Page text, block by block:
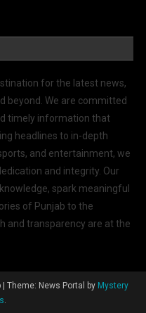
for the latest news,
beyond. We are committed
timely information that
headlines to in-depth
and entertainment, we
and integrity. Our
spark meaningful
of Punjab to the
and transparency are at the
Theme: News Portal by Mystery
.